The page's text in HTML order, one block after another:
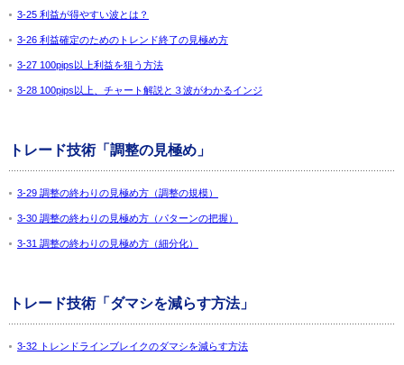
3-25 利益が得やすい波とは？
3-26 利益確定のためのトレンド終了の見極め方
3-27 100pips以上利益を狙う方法
3-28 100pips以上、チャート解説と３波がわかるインジ
トレード技術「調整の見極め」
3-29 調整の終わりの見極め方（調整の規模）
3-30 調整の終わりの見極め方（パターンの把握）
3-31 調整の終わりの見極め方（細分化）
トレード技術「ダマシを減らす方法」
3-32 トレンドラインブレイクのダマシを減らす方法